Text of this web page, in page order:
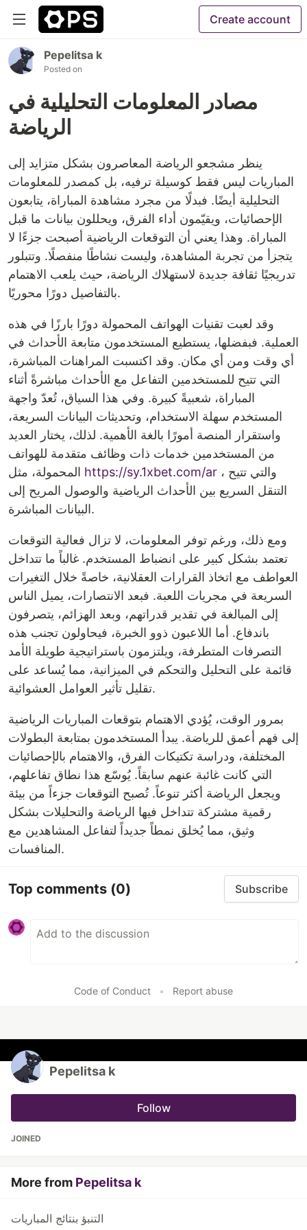
Create account
Pepelitsa k
Posted on
مصادر المعلومات التحليلية في
الرياضة
ينظر مشجعو الرياضة المعاصرون بشكل متزايد إلى
المباريات ليس فقط كوسيلة ترفيه، بل كمصدر للمعلومات
التحليلية أيضًا. فبدلًا من مجرد مشاهدة المباراة، يتابعون
الإحصائيات، ويقيّمون أداء الفرق، ويحللون بيانات ما قبل
المباراة. وهذا يعني أن التوقعات الرياضية أصبحت جزءًا لا
يتجزأ من تجربة المشاهدة، وليست نشاطًا منفصلًا. وتتبلور
تدريجيًا ثقافة جديدة لاستهلاك الرياضة، حيث يلعب الاهتمام
بالتفاصيل دورًا محوريًا.
وقد لعبت تقنيات الهواتف المحمولة دورًا بارزًا في هذه
العملية. فبفضلها، يستطيع المستخدمون متابعة الأحداث في
أي وقت ومن أي مكان. وقد اكتسبت المراهنات المباشرة،
التي تتيح للمستخدمين التفاعل مع الأحداث مباشرةً أثناء
المباراة، شعبيةً كبيرة. وفي هذا السياق، تُعدّ واجهة
المستخدم سهلة الاستخدام، وتحديثات البيانات السريعة،
واستقرار المنصة أمورًا بالغة الأهمية. لذلك، يختار العديد
من المستخدمين خدمات ذات وظائف متقدمة للهواتف
https://sy.1xbet.com/ar ، والتي تتيح
التنقل السريع بين الأحداث الرياضية والوصول المريح إلى
البيانات المباشرة.
ومع ذلك، ورغم توفر المعلومات، لا تزال فعالية التوقعات
تعتمد بشكل كبير على انضباط المستخدم. غالباً ما تتداخل
العواطف مع اتخاذ القرارات العقلانية، خاصةً خلال التغيرات
السريعة في مجريات اللعبة. فبعد الانتصارات، يميل الناس
إلى المبالغة في تقدير قدراتهم، وبعد الهزائم، يتصرفون
باندفاع. أما اللاعبون ذوو الخبرة، فيحاولون تجنب هذه
التصرفات المتطرفة، ويلتزمون باستراتيجية طويلة الأمد
قائمة على التحليل والتحكم في الميزانية، مما يُساعد على
تقليل تأثير العوامل العشوائية.
بمرور الوقت، يُؤدي الاهتمام بتوقعات المباريات الرياضية
إلى فهم أعمق للرياضة. يبدأ المستخدمون بمتابعة البطولات
المختلفة، ودراسة تكتيكات الفرق، والاهتمام بالإحصائيات
التي كانت غائبة عنهم سابقاً. يُوسّع هذا نطاق تفاعلهم،
ويجعل الرياضة أكثر تنوعاً. تُصبح التوقعات جزءاً من بيئة
رقمية مشتركة تتداخل فيها الرياضة والتحليلات بشكل
وثيق، مما يُخلق نمطاً جديداً لتفاعل المشاهدين مع
المنافسات.
Top comments (0) Subscribe
Code of Conduct • Report abuse
Pepelitsa k
Follow
JOINED
More from Pepelitsa k
التنبؤ بنتائج المباريات